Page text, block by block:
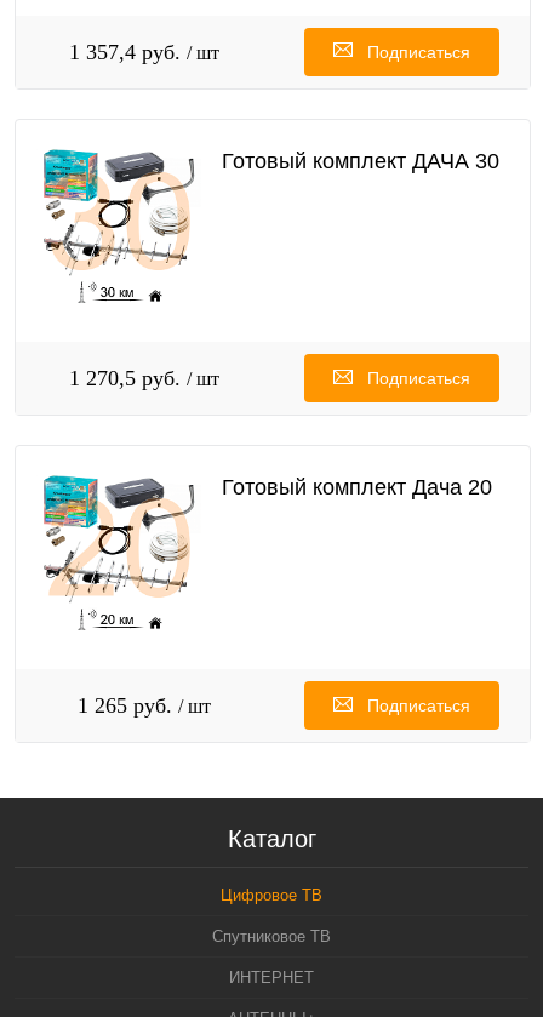
1 357,4 руб. / шт Подписаться
Готовый комплект ДАЧА 30
1 270,5 руб. / шт Подписаться
Готовый комплект Дача 20
1 265 руб. / шт Подписаться
Каталог
Цифровое ТВ
Спутниковое ТВ
ИНТЕРНЕТ